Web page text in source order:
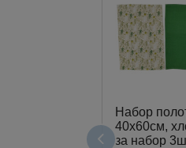
Набор
40х60см,
за набор